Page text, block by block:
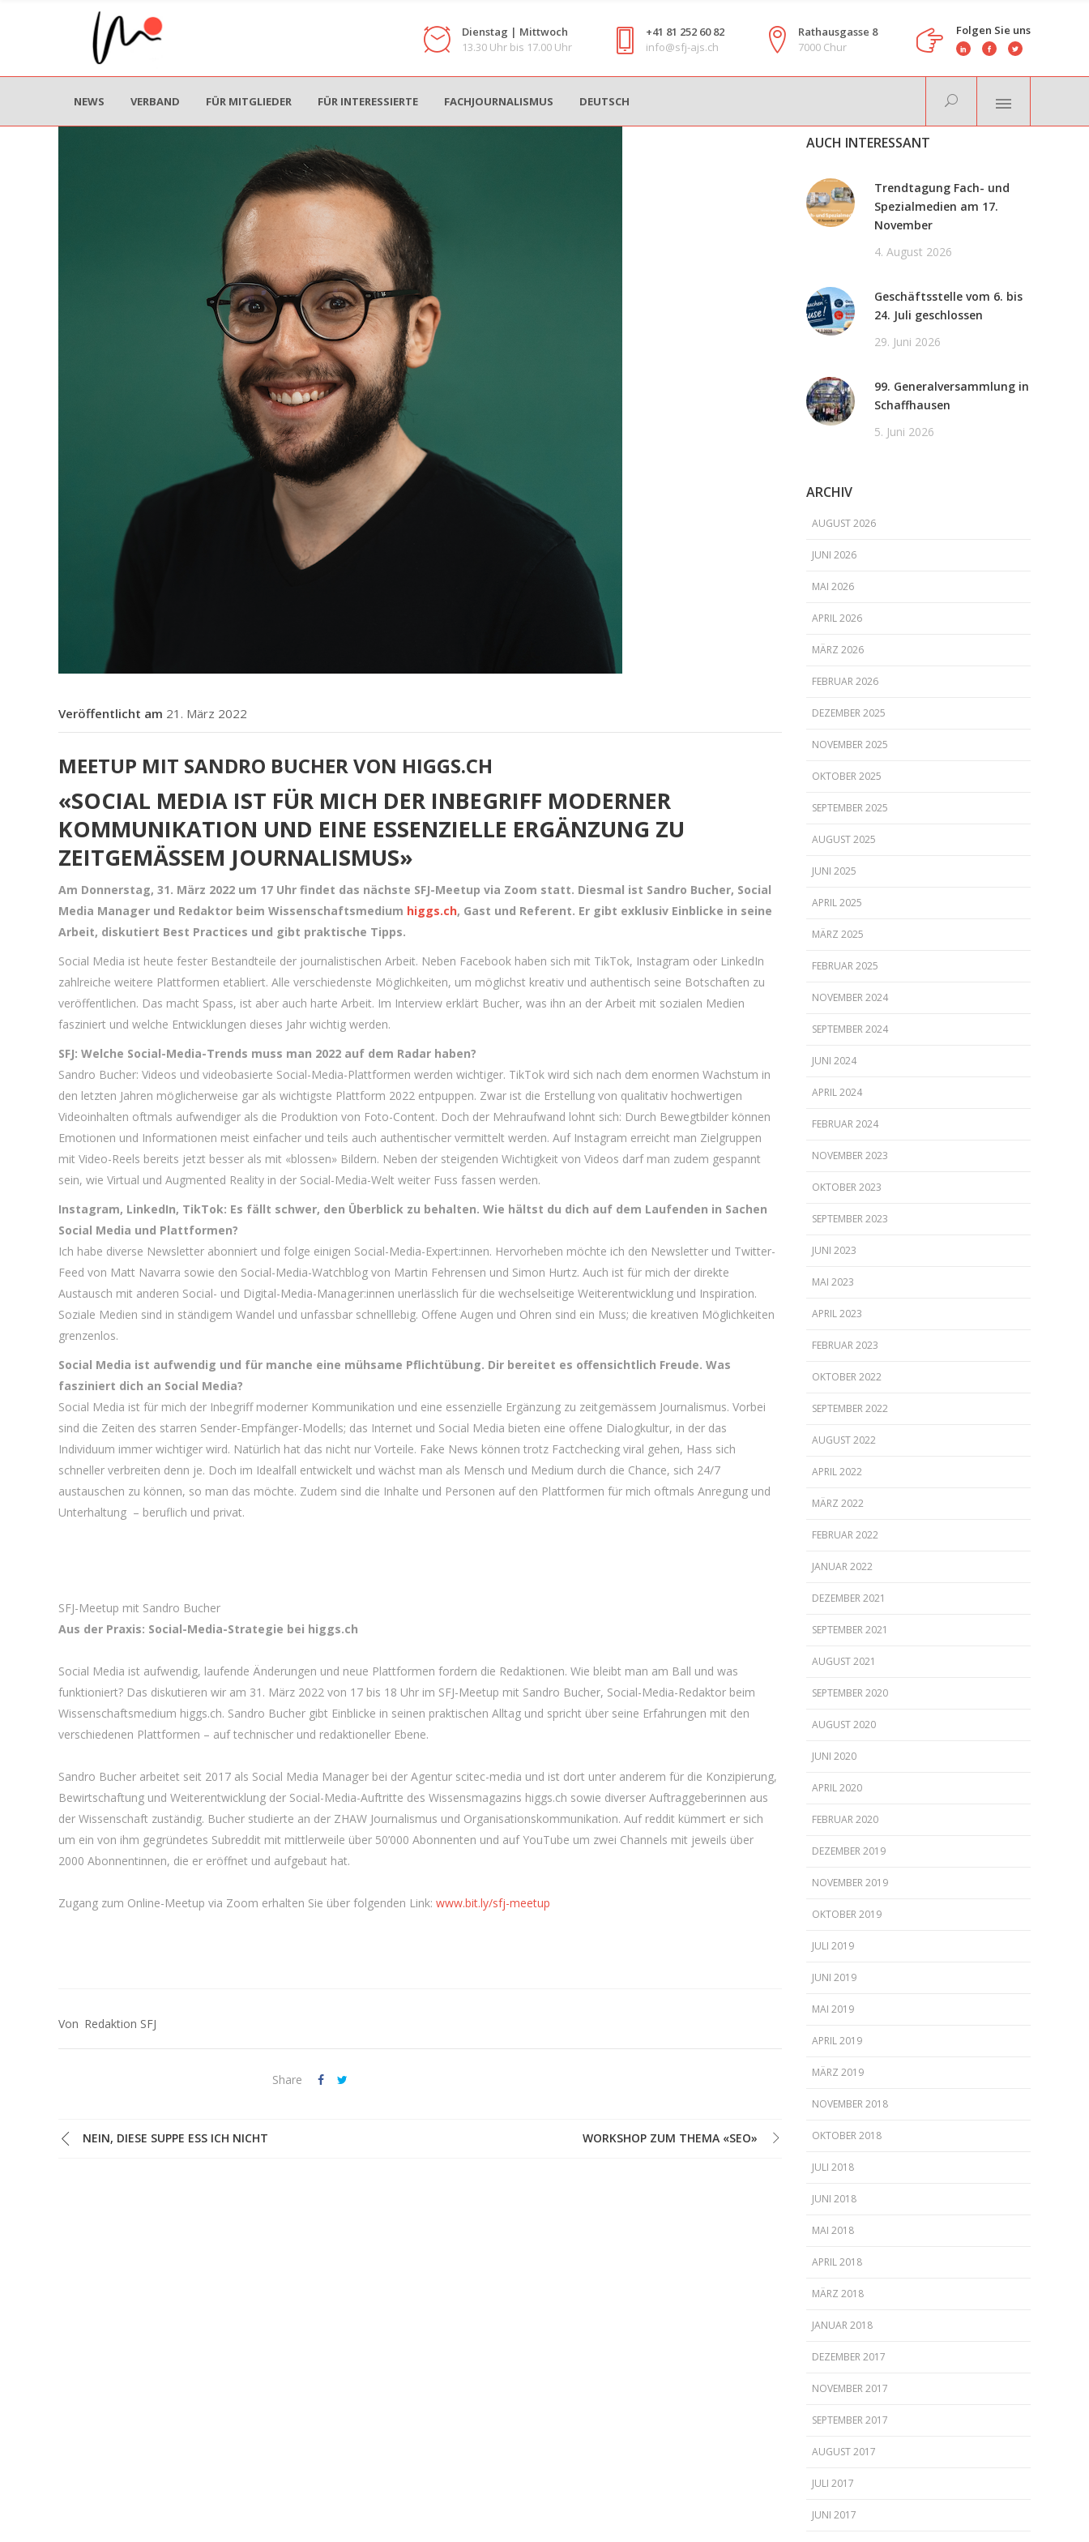
Dienstag | Mittwoch
13.30 Uhr bis 17.00 Uhr
+41 81 252 60 82
info@sfj-ajs.ch
Rathausgasse 8
7000 Chur
Folgen Sie uns
NEWS VERBAND FÜR MITGLIEDER FÜR INTERESSIERTE FACHJOURNALISMUS DEUTSCH
21. März 2022
MEETUP MIT SANDRO BUCHER VON HIGGS.CH
«SOCIAL MEDIA IST FÜR MICH DER INBEGRIFF MODERNER
KOMMUNIKATION UND EINE ESSENZIELLE ERGÄNZUNG ZU
ZEITGEMÄSSEM JOURNALISMUS»
Am Donnerstag, 31. März 2022 um 17 Uhr findet das nächste SFJ-Meetup via Zoom statt. Diesmal ist Sandro Bucher, Social
Media Manager und Redaktor beim Wissenschaftsmedium higgs.ch, Gast und Referent. Er gibt exklusiv Einblicke in seine
Arbeit, diskutiert Best Practices und gibt praktische Tipps.
Social Media ist heute fester Bestandteile der journalistischen Arbeit. Neben Facebook haben sich mit TikTok, Instagram oder LinkedIn
zahlreiche weitere Plattformen etabliert. Alle verschiedenste Möglichkeiten, um möglichst kreativ und authentisch seine Botschaften zu
veröffentlichen. Das macht Spass, ist aber auch harte Arbeit. Im Interview erklärt Bucher, was ihn an der Arbeit mit sozialen Medien
fasziniert und welche Entwicklungen dieses Jahr wichtig werden.
SFJ: Welche Social-Media-Trends muss man 2022 auf dem Radar haben?
Sandro Bucher: Videos und videobasierte Social-Media-Plattformen werden wichtiger. TikTok wird sich nach dem enormen Wachstum in
den letzten Jahren möglicherweise gar als wichtigste Plattform 2022 entpuppen. Zwar ist die Erstellung von qualitativ hochwertigen
Videoinhalten oftmals aufwendiger als die Produktion von Foto-Content. Doch der Mehraufwand lohnt sich: Durch Bewegtbilder können
Emotionen und Informationen meist einfacher und teils auch authentischer vermittelt werden. Auf Instagram erreicht man Zielgruppen
mit Video-Reels bereits jetzt besser als mit «blossen» Bildern. Neben der steigenden Wichtigkeit von Videos darf man zudem gespannt
sein, wie Virtual und Augmented Reality in der Social-Media-Welt weiter Fuss fassen werden.
Instagram, LinkedIn, TikTok: Es fällt schwer, den Überblick zu behalten. Wie hältst du dich auf dem Laufenden in Sachen
Social Media und Plattformen?
Ich habe diverse Newsletter abonniert und folge einigen Social-Media-Expert:innen. Hervorheben möchte ich den Newsletter und Twitter-
Feed von Matt Navarra sowie den Social-Media-Watchblog von Martin Fehrensen und Simon Hurtz. Auch ist für mich der direkte
Austausch mit anderen Social- und Digital-Media-Manager:innen unerlässlich für die wechselseitige Weiterentwicklung und Inspiration.
Soziale Medien sind in ständigem Wandel und unfassbar schnelllebig. Offene Augen und Ohren sind ein Muss; die kreativen Möglichkeiten
grenzenlos.
Social Media ist aufwendig und für manche eine mühsame Pflichtübung. Dir bereitet es offensichtlich Freude. Was
fasziniert dich an Social Media?
Social Media ist für mich der Inbegriff moderner Kommunikation und eine essenzielle Ergänzung zu zeitgemässem Journalismus. Vorbei
sind die Zeiten des starren Sender-Empfänger-Modells; das Internet und Social Media bieten eine offene Dialogkultur, in der das
Individuum immer wichtiger wird. Natürlich hat das nicht nur Vorteile. Fake News können trotz Factchecking viral gehen, Hass sich
schneller verbreiten denn je. Doch im Idealfall entwickelt und wächst man als Mensch und Medium durch die Chance, sich 24/7
austauschen zu können, so man das möchte. Zudem sind die Inhalte und Personen auf den Plattformen für mich oftmals Anregung und
Unterhaltung – beruflich und privat.
SFJ-Meetup mit Sandro Bucher
Aus der Praxis: Social-Media-Strategie bei higgs.ch
Social Media ist aufwendig, laufende Änderungen und neue Plattformen fordern die Redaktionen. Wie bleibt man am Ball und was
funktioniert? Das diskutieren wir am 31. März 2022 von 17 bis 18 Uhr im SFJ-Meetup mit Sandro Bucher, Social-Media-Redaktor beim
Wissenschaftsmedium higgs.ch. Sandro Bucher gibt Einblicke in seinen praktischen Alltag und spricht über seine Erfahrungen mit den
verschiedenen Plattformen – auf technischer und redaktioneller Ebene.
Sandro Bucher arbeitet seit 2017 als Social Media Manager bei der Agentur scitec-media und ist dort unter anderem für die Konzipierung,
Bewirtschaftung und Weiterentwicklung der Social-Media-Auftritte des Wissensmagazins higgs.ch sowie diverser Auftraggeberinnen aus
der Wissenschaft zuständig. Bucher studierte an der ZHAW Journalismus und Organisationskommunikation. Auf reddit kümmert er sich
um ein von ihm gegründetes Subreddit mit mittlerweile über 50’000 Abonnenten und auf YouTube um zwei Channels mit jeweils über
2000 Abonnentinnen, die er eröffnet und aufgebaut hat.
Zugang zum Online-Meetup via Zoom erhalten Sie über folgenden Link: www.bit.ly/sfj-meetup
Redaktion SFJ
Share
NEIN, DIESE SUPPE ESS ICH NICHT WORKSHOP ZUM THEMA «SEO»
AUCH INTERESSANT
Trendtagung Fach- und
Spezialmedien am 17.
November
4. August 2026
Geschäftsstelle vom 6. bis
24. Juli geschlossen
29. Juni 2026
99. Generalversammlung in
Schaffhausen
5. Juni 2026
ARCHIV
AUGUST 2026
JUNI 2026
MAI 2026
APRIL 2026
MÄRZ 2026
FEBRUAR 2026
DEZEMBER 2025
NOVEMBER 2025
OKTOBER 2025
SEPTEMBER 2025
AUGUST 2025
JUNI 2025
APRIL 2025
MÄRZ 2025
FEBRUAR 2025
NOVEMBER 2024
SEPTEMBER 2024
JUNI 2024
APRIL 2024
FEBRUAR 2024
NOVEMBER 2023
OKTOBER 2023
SEPTEMBER 2023
JUNI 2023
MAI 2023
APRIL 2023
FEBRUAR 2023
OKTOBER 2022
SEPTEMBER 2022
AUGUST 2022
APRIL 2022
MÄRZ 2022
FEBRUAR 2022
JANUAR 2022
DEZEMBER 2021
SEPTEMBER 2021
AUGUST 2021
SEPTEMBER 2020
AUGUST 2020
JUNI 2020
APRIL 2020
FEBRUAR 2020
DEZEMBER 2019
NOVEMBER 2019
OKTOBER 2019
JULI 2019
JUNI 2019
MAI 2019
APRIL 2019
MÄRZ 2019
NOVEMBER 2018
OKTOBER 2018
JULI 2018
JUNI 2018
MAI 2018
APRIL 2018
MÄRZ 2018
JANUAR 2018
DEZEMBER 2017
NOVEMBER 2017
SEPTEMBER 2017
AUGUST 2017
JULI 2017
JUNI 2017